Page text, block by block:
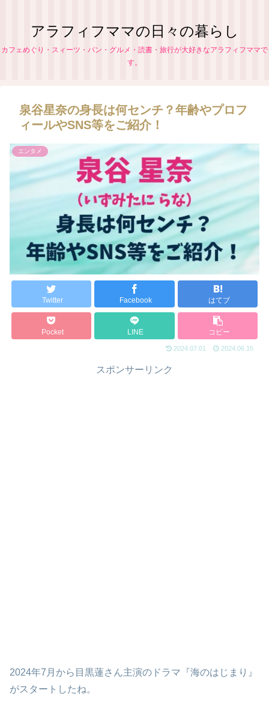
アラフィフママの日々の暮らし
カフェめぐり・スィーツ・パン・グルメ・読書・旅行が大好きなアラフィフママで
す。
泉谷星奈の身長は何センチ？年齢やプロフ
ィールやSNS等をご紹介！
エンタメ
Twitter Facebook はてブ
Pocket LINE コピー
2024.07.01 2024.06.15
スポンサーリンク
2024年7月から目黒蓮さん主演のドラマ『海のはじまり』
がスタートしたね。